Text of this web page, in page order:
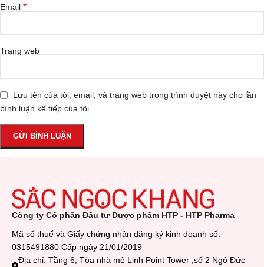
Email *
Trang web
Lưu tên của tôi, email, và trang web trong trình duyệt này cho lần
bình luận kế tiếp của tôi.
Công ty Cổ phần Đầu tư Dược phẩm HTP - HTP Pharma
Mã số thuế và Giấy chứng nhận đăng ký kinh doanh số:
0315491880 Cấp ngày 21/01/2019
Địa chỉ: Tầng 6, Tòa nhà mê Linh Point Tower ,số 2 Ngô Đức